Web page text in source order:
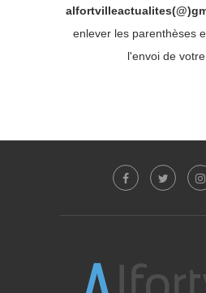
enlever les parenthèses
l'envoi de